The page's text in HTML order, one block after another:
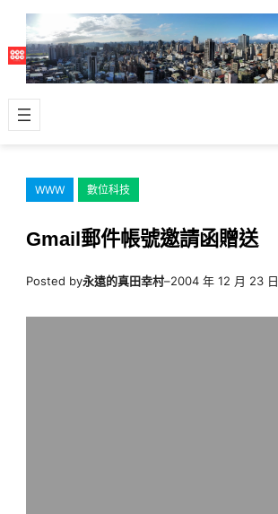
主
容
WWW 數位科技
Gmail郵件帳號邀請函贈送
Posted by永遠的真田幸村–2004 年 12 月 23 日